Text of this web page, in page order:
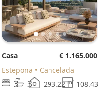
Casa
€ 1.165.000
Estepona
Cancelada
3 3 293.22m2 108.43